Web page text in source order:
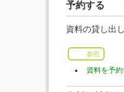
予約する
資料の貸し出
参照
資料を予約